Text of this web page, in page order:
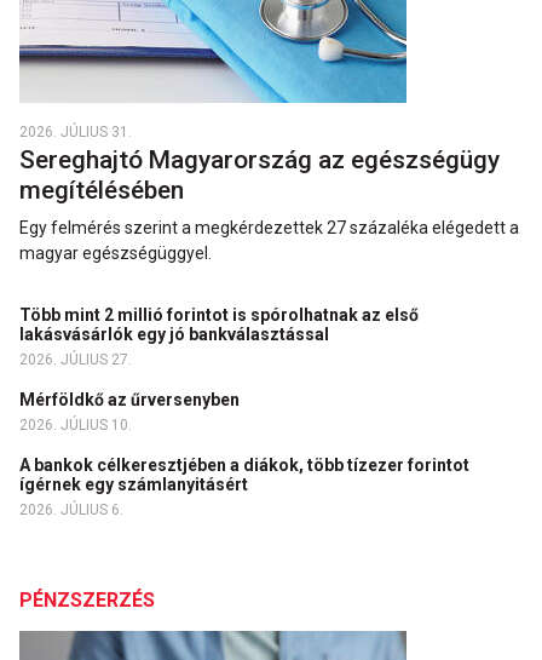
2026. JÚLIUS 31.
Sereghajtó Magyarország az egészségügy
megítélésében
Egy felmérés szerint a megkérdezettek 27 százaléka elégedett a
magyar egészségüggyel.
Több mint 2 millió forintot is spórolhatnak az első
lakásvásárlók egy jó bankválasztással
2026. JÚLIUS 27.
Mérföldkő az űrversenyben
2026. JÚLIUS 10.
A bankok célkeresztjében a diákok, több tízezer forintot
ígérnek egy számlanyitásért
2026. JÚLIUS 6.
PÉNZSZERZÉS